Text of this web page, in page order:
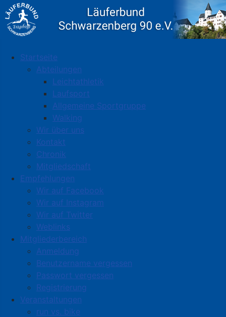
Startseite
Abteilungen
Leichtathletik
Laufsport
Allgemeine Sportgruppe
Walking
Wir über uns
Kontakt
Chronik
Mitgliedschaft
Empfehlungen
Wir auf Facebook
Wir auf Instagram
Wir auf Twitter
Weblinks
Mitgliederbereich
Anmeldung
Benutzername vergessen
Passwort vergessen
Registrierung
Veranstaltungen
run vs. bike